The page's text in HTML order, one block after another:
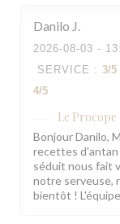
Danilo J
2026-08-03 -
SERVICE : 3/5
4/5
Le Procope
Bonjour Danilo,
recettes d'antan
séduit nous fait
notre serveuse,
bientôt !